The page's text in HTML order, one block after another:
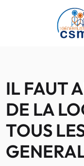
Passer au contenu
IL FAUT
DE LA
TOUS